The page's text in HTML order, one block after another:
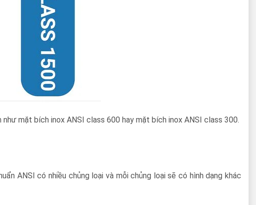
mặt bích inox ANSI class 600 hay mặt bích inox ANSI class 300.
ANSI có nhiều chủng loại và mỗi chủng loại sẽ có hình dạng khác